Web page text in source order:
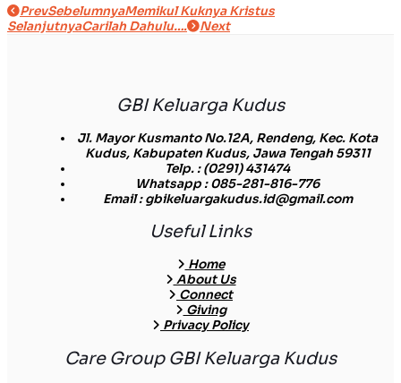
PrevSebelumnyaMemikul Kuknya Kristus
SelanjutnyaCarilah Dahulu…. Next
GBI Keluarga Kudus
Jl. Mayor Kusmanto No.12A, Rendeng, Kec. Kota
Kudus, Kabupaten Kudus, Jawa Tengah 59311
Telp.: (0291) 431474
Whatsapp: 085-281-816-776
Email: gbikeluargakudus.id@gmail.com
Useful Links
Home
About Us
Connect
Giving
Privacy Policy
Care Group GBI Keluarga Kudus